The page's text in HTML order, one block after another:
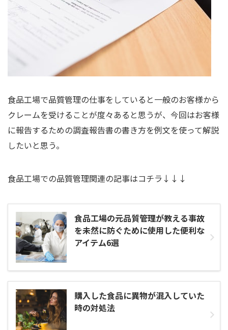
食品工場で品質管理の仕事をしていると一般のお客様から
クレームを受けることが度々あると思うが、今回はお客様
に報告するための調査報告書の書き方を例文を使って解説
したいと思う。
食品工場での品質管理関連の記事はコチラ↓↓↓
食品工場の元品質管理が教える事故
を未然に防ぐために使用した便利な
アイテム6選
購入した食品に異物が混入していた
時の対処法